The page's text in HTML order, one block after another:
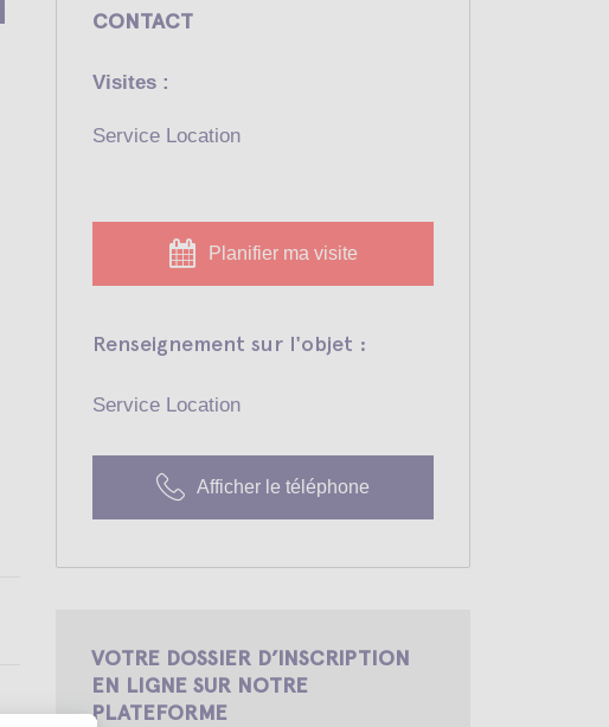
CONTACT
Visites :
Service Location
Planifier ma visite
Renseignement sur l'objet :
Service Location
Afficher le téléphone
VOTRE DOSSIER D’INSCRIPTION
EN LIGNE SUR NOTRE
PLATEFORME